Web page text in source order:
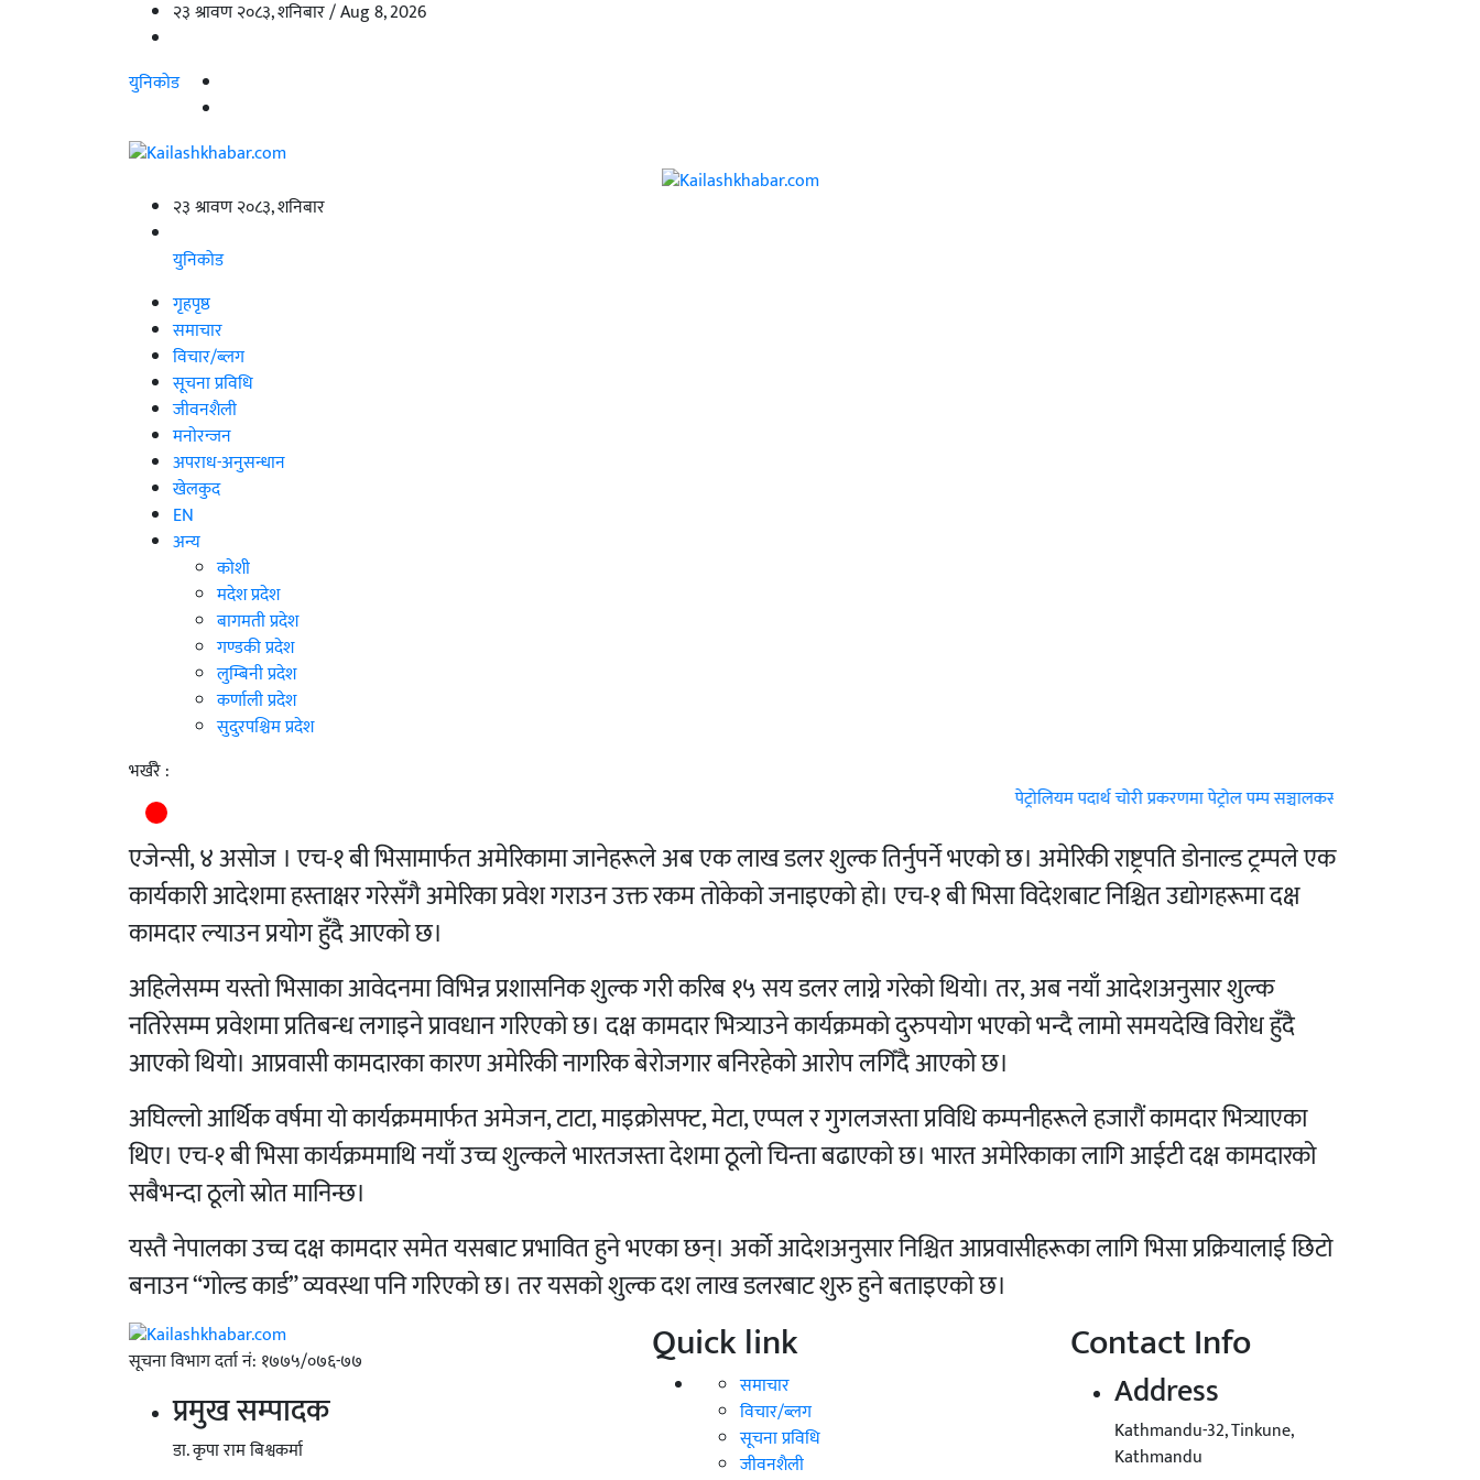
२३ श्रावण २०८३, शनिबार /Aug 8, 2026
युनिकोड
२३ श्रावण २०८३, शनिबार
युनिकोड
गृहपृष्ठ
समाचार
विचार/ब्लग
सूचना प्रविधि
जीवनशैली
मनाेरन्जन
अपराध-अनुसन्धान
खेलकुद
EN
अन्य
काेशी
मदेश प्रदेश
बागमती प्रदेश
गण्डकी प्रदेश
लुम्बिनी प्रदेश
कर्णाली प्रदेश
सुदुरपश्चिम प्रदेश
भर्खरै :
पेट्रोलियम पदार्थ चोरी प्रकरणमा पेट्रोल पम्प सञ्चालकसहित ७ जना पक्राउ
एजेन्सी, ४ असाेज ।एच-१ बी भिसामार्फत अमेरिकामा जानेहरूले अब एक लाख डलर शुल्क तिर्नुपर्ने भएको छ। अमेरिकी राष्ट्रपति डोनाल्ड ट्रम्पले एक
कार्यकारी आदेशमा हस्ताक्षर गरेसँगै अमेरिका प्रवेश गराउन उक्त रकम तोकेको जनाइएको हो।एच-१ बी भिसा विदेशबाट निश्चित उद्योगहरूमा दक्ष
कामदार ल्याउन प्रयोग हुँदै आएको छ।
अहिलेसम्म यस्तो भिसाका आवेदनमा विभिन्न प्रशासनिक शुल्क गरी करिब १५ सय डलर लाग्ने गरेको थियो। तर, अब नयाँ आदेशअनुसार शुल्क
नतिरेसम्म प्रवेशमा प्रतिबन्ध लगाइने प्रावधान गरिएको छ।दक्ष कामदार भित्र्याउने कार्यक्रमको दुरुपयोग भएको भन्दै लामो समयदेखि विरोध हुँदै
आएको थियो। आप्रवासी कामदारका कारण अमेरिकी नागरिक बेरोजगार बनिरहेको आरोप लगिँदै आएको छ।
अघिल्लो आर्थिक वर्षमा यो कार्यक्रममार्फत अमेजन, टाटा, माइक्रोसफ्ट, मेटा, एप्पल र गुगलजस्ता प्रविधि कम्पनीहरूले हजारौं कामदार भित्र्याएका
थिए। एच-१ बी भिसा कार्यक्रममाथि नयाँ उच्च शुल्कले भारतजस्ता देशमा ठूलो चिन्ता बढाएको छ। भारत अमेरिकाका लागि आईटी दक्ष कामदारको
सबैभन्दा ठूलो स्रोत मानिन्छ।
यस्तै नेपालका उच्च दक्ष कामदार समेत यसबाट प्रभावित हुने भएका छन्। अर्काे आदेशअनुसार निश्चित आप्रवासीहरूका लागि भिसा प्रक्रियालाई छिटो
बनाउन “गोल्ड कार्ड” व्यवस्था पनि गरिएको छ। तर यसको शुल्क दश लाख डलरबाट शुरु हुने बताइएको छ।
सूचना विभाग दर्ता नं: १७७५/०७६-७७
प्रमुख सम्पादक
डा. कृपा राम बिश्वकर्मा
Quick link
समाचार
विचार/ब्लग
सूचना प्रविधि
जीवनशैली
Contact Info
Address
Kathmandu-32, Tinkune,
Kathmandu